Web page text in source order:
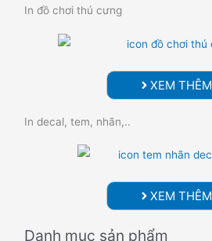
In đồ chơi thú cưng
XEM THÊM
In decal, tem, nhãn,..
XEM THÊM
Danh mục sản phẩm